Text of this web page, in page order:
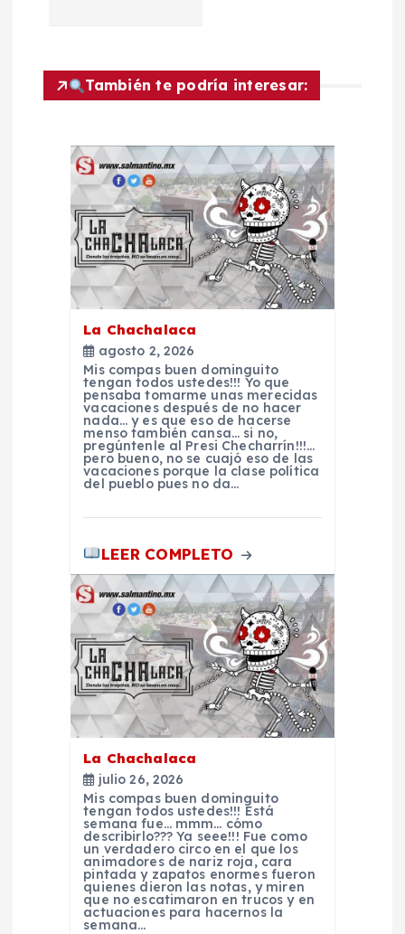
También te podría interesar:
La Chachalaca
agosto 2, 2026
Mis compas buen dominguito
tengan todos ustedes!!! Yo que
pensaba tomarme unas merecidas
vacaciones después de no hacer
nada… y es que eso de hacerse
menso también cansa… si no,
pregúntenle al Presi Checharrín!!!…
pero bueno, no se cuajó eso de las
vacaciones porque la clase política
del pueblo pues no da…
LEER COMPLETO
La Chachalaca
julio 26, 2026
Mis compas buen dominguito
tengan todos ustedes!!! Está
semana fue… mmm… cómo
describirlo??? Ya seee!!! Fue como
un verdadero circo en el que los
animadores de nariz roja, cara
pintada y zapatos enormes fueron
quienes dieron las notas, y miren
que no escatimaron en trucos y en
actuaciones para hacernos la
semana…